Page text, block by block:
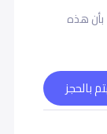
بأن هذه
بالحجز